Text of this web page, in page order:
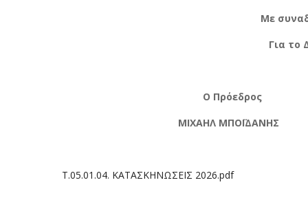
Με συναδελφικούς
Για το Διοικητικό
Ο Πρόεδρος Ο
ΜΙΧΑΗΛ ΜΠΟΪΔΑΝΗΣ
Τ.05.01.04. ΚΑΤΑΣΚΗΝΩΣΕΙΣ 2026.pdf